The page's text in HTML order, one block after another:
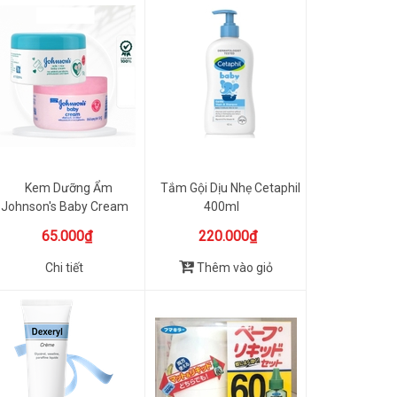
Kem Dưỡng Ẩm
Johnson's Baby Cream
65.000₫
Chi tiết
Tắm Gội Dịu Nhẹ Cetaphil
400ml
220.000₫
Thêm vào giỏ